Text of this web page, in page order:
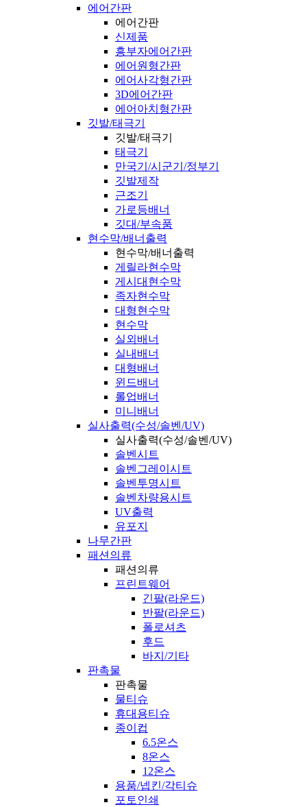
에어간판
에어간판
신제품
흥부자에어간판
에어원형간판
에어사각형간판
3D에어간판
에어아치형간판
깃발/태극기
깃발/태극기
태극기
만국기/시군기/정부기
깃발제작
근조기
가로등배너
깃대/부속품
현수막/배너출력
현수막/배너출력
게릴라현수막
게시대현수막
족자현수막
대형현수막
현수막
실외배너
실내배너
대형배너
윈드배너
롤업배너
미니배너
실사출력(수성/솔벤/UV)
실사출력(수성/솔벤/UV)
솔벤시트
솔벤그레이시트
솔벤투명시트
솔벤차량용시트
UV출력
유포지
나무간판
패션의류
패션의류
프린트웨어
긴팔(라운드)
반팔(라운드)
폴로셔츠
후드
바지/기타
판촉물
판촉물
물티슈
휴대용티슈
종이컵
6.5온스
8온스
12온스
용품/넵킨/각티슈
포토인쇄